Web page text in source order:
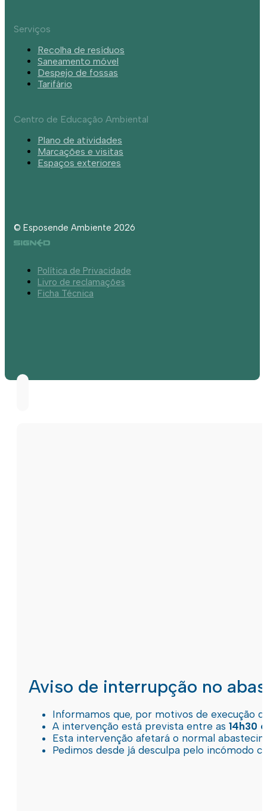
Serviços
Recolha de resíduos
Saneamento móvel
Despejo de fossas
Tarifário
Centro de Educação Ambiental
Plano de atividades
Marcações e visitas
Espaços exteriores
© Esposende Ambiente 2026
Política de Privacidade
Livro de reclamações
Ficha Técnica
Aviso de interrupção no
Informamos que, por motivos de execução
A intervenção está prevista entre as 14h30
Esta intervenção afetará o normal
Pedimos desde já desculpa pelo incómodo